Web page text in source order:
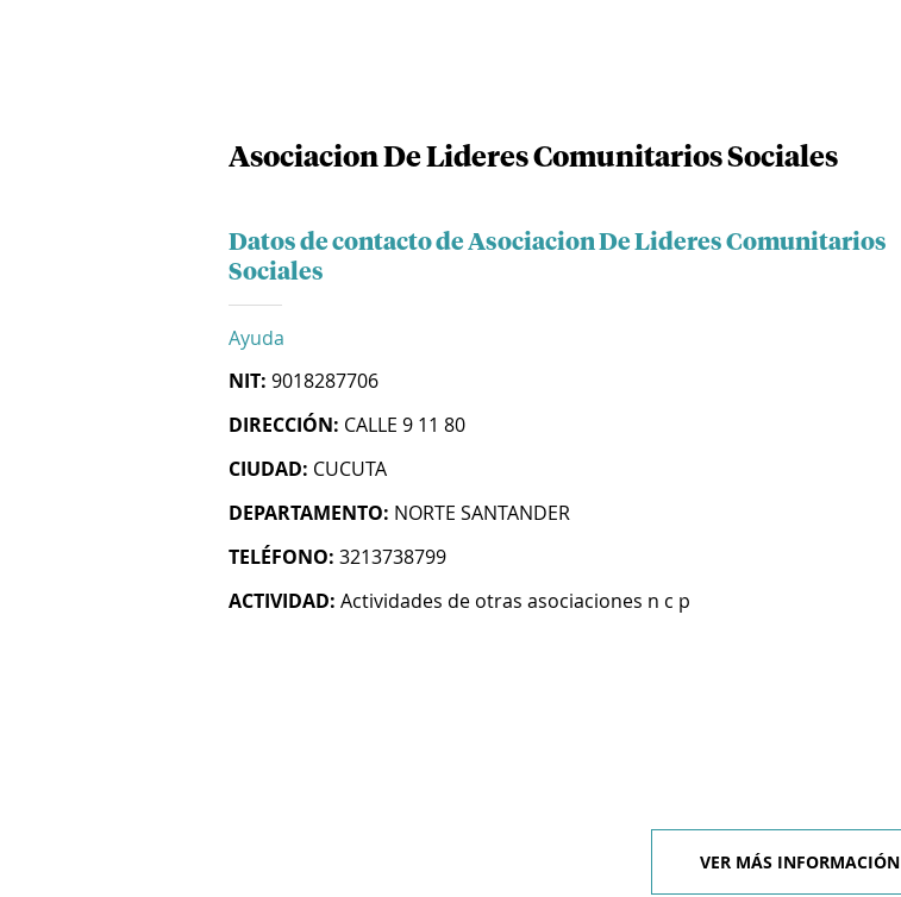
Asociacion De Lideres Comunitarios Sociales
Datos de contacto de Asociacion De Lideres Comunitarios
Sociales
Ayuda
NIT: 9018287706
DIRECCIÓN: CALLE 9 11 80
CIUDAD: CUCUTA
DEPARTAMENTO: NORTE SANTANDER
TELÉFONO: 3213738799
ACTIVIDAD: Actividades de otras asociaciones n c p
VER MÁS INFORMACIÓN